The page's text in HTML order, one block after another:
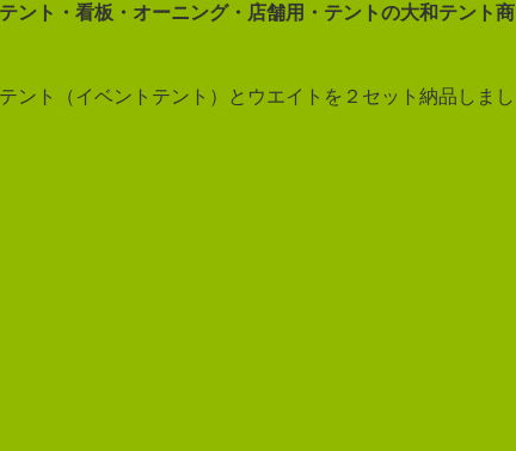
ント・看板・オーニング・店舗用・テントの大和テント商
ント（イベントテント）とウエイトを２セット納品しまし